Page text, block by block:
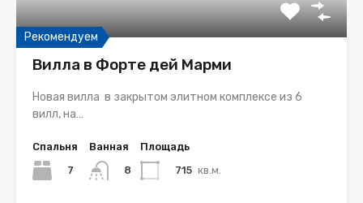
Рекомендуем
Вилла в Форте дей Марми
Новая вилла в закрытом элитном комплексе из 6
вилл, на…
Спальня
7
Ванная
8
Площадь
715 кв.м.